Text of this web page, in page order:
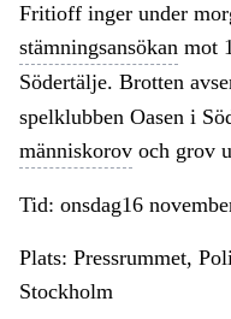
Fritioff inger under
stämningsansökan mot
Södertälje. Brotten
spelklubben Oasen i
människorov och grov
Tid: onsdag16
Plats: Pressrummet,
Stockholm